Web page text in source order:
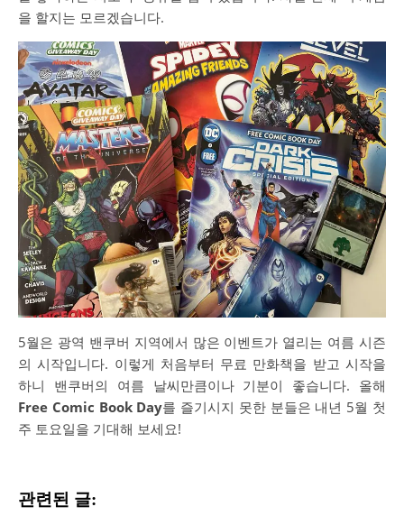
을 할지는 모르겠습니다.
5월은 광역 밴쿠버 지역에서 많은 이벤트가 열리는 여름 시즌
의 시작입니다. 이렇게 처음부터 무료 만화책을 받고 시작을
하니 밴쿠버의 여름 날씨만큼이나 기분이 좋습니다. 올해
Free Comic Book Day를 즐기시지 못한 분들은 내년 5월 첫
주 토요일을 기대해 보세요!
관련된 글: